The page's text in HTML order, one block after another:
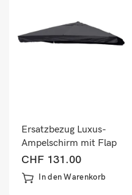
Ersatzbezug Luxus-
Ampelschirm mit Flap
Schirmbezug
3,5×3,5m anthrazit
CHF 131.00
In den Warenkorb